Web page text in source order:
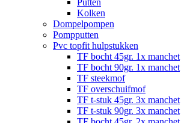
Putten
Kolken
Dompelpompen
Pompputten
Pvc topfit hulpstukken
TF bocht 45gr. 1x manchet
TF bocht 90gr. 1x manchet
TF steekmof
TF overschuifmof
TF t-stuk 45gr. 3x manchet
TF t-stuk 90gr. 3x manchet